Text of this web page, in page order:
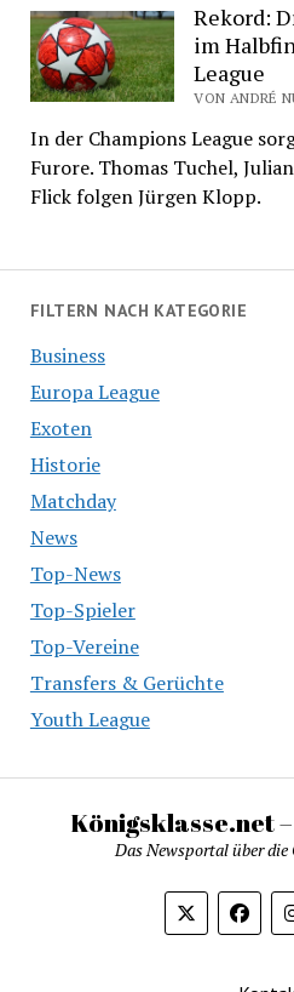
Rekord:
im
League
VON ANDRÉ
In der Champions League
Furore. Thomas Tuchel,
Flick folgen Jürgen Klopp.
FILTERN NACH KATEGORIE
Business
Europa League
Exoten
Historie
Matchday
News
Top-News
Top-Spieler
Top-Vereine
Transfers & Gerüchte
Youth League
Königsklasse.net
Das Newsportal über die